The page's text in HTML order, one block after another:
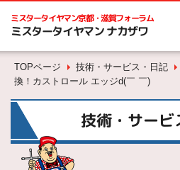
ミスタータイヤマン京都・滋賀フォーラム
ミスタータイヤマン ナカザワ
TOPページ 技術・サービス・日記
換！カストロール エッジd(￣ ￣)
技術・サービ